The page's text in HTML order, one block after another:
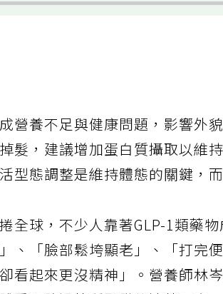
營養不足與健康問題，影響外
髮，建議增加蛋白質攝取以維
型態調整是維持體態的關鍵，
全球，不少人靠著GLP-1類藥
、「臉部鬆垮顯老」、「打完
看起來更沒精神」。營養師林